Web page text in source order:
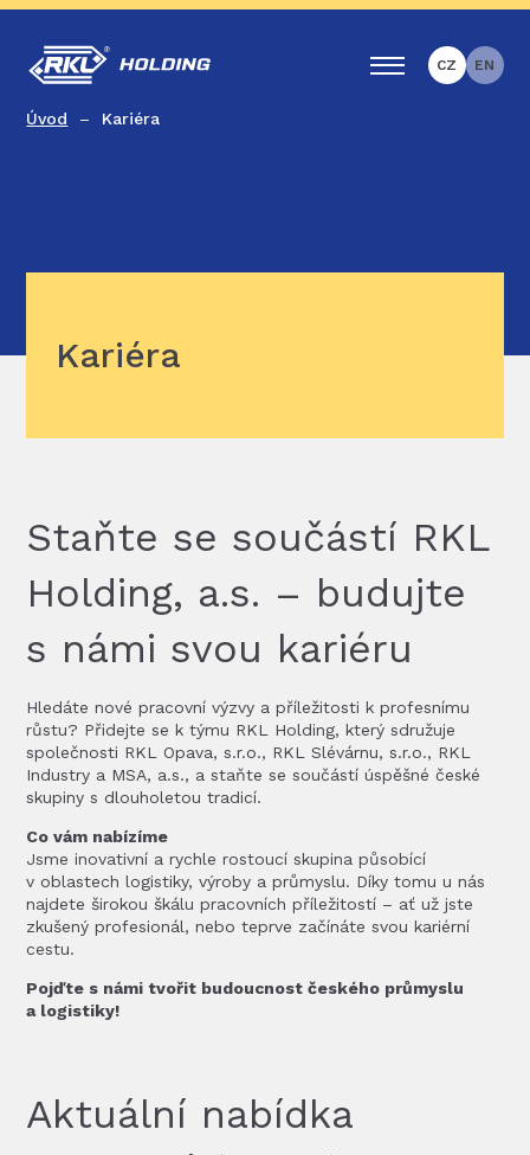
CZ EN
Úvod Kariéra
Kariéra
Staňte se součástí RKL
Holding, a.s. – budujte
s námi svou kariéru
Hledáte nové pracovní výzvy a příležitosti k profesnímu
růstu? Přidejte se k týmu RKL Holding, který sdružuje
společnosti RKL Opava, s.r.o., RKL Slévárnu, s.r.o., RKL
Industry a MSA, a.s., a staňte se součástí úspěšné české
skupiny s dlouholetou tradicí.
Co vám nabízíme
Jsme inovativní a rychle rostoucí skupina působící
v oblastech logistiky, výroby a průmyslu. Díky tomu u nás
najdete širokou škálu pracovních příležitostí – ať už jste
zkušený profesionál, nebo teprve začínáte svou kariérní
cestu.
Pojďte s námi tvořit budoucnost českého průmyslu
a logistiky!
Aktuální nabídka